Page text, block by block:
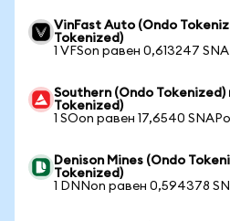
VinFast Auto (Ondo
Tokenized)
1 VFSon равен 0,613247
Southern (Ondo Tokenized)
Tokenized)
1 SOon равен 17,6540
Denison Mines (Ondo
Tokenized)
1 DNNon равен 0,594378